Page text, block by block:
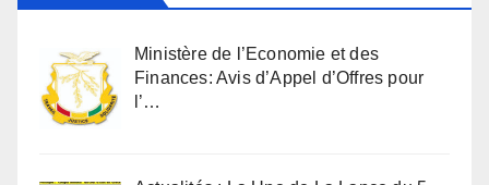
Ministère de l’Economie et des
Finances: Avis d’Appel d’Offres pour
l’…